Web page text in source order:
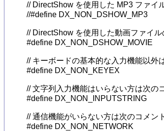
// DirectShow を使用した MP3 ファイ
//#define DX_NON_DSHOW_MP3
// DirectShow を使用した動画ファイ
#define DX_NON_DSHOW_MOVIE
// キーボードの基本的な入力機能以外
#define DX_NON_KEYEX
// 文字列入力機能はいらない方は次の
#define DX_NON_INPUTSTRING
// 通信機能がいらない方は次のコメン
#define DX_NON_NETWORK